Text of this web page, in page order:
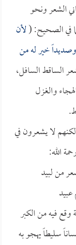
الشعر ونحو
في الصحيح: (لأن
خير له من
الساقط السافل،
والغزل
لا يشعرون في
الله:
من لبيد
وقع فيه من الكبر
سليطاً يهجو به